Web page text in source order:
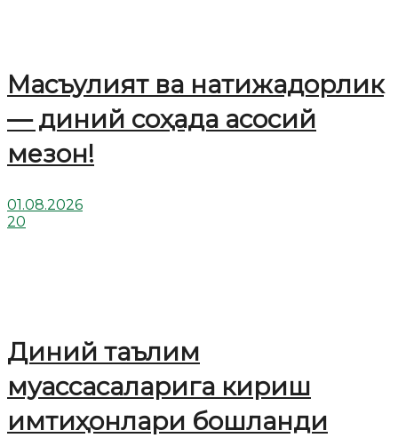
Масъулият ва натижадорлик
— диний соҳада асосий
мезон!
01.08.2026
20
Диний таълим
муассасаларига кириш
имтиҳонлари бошланди